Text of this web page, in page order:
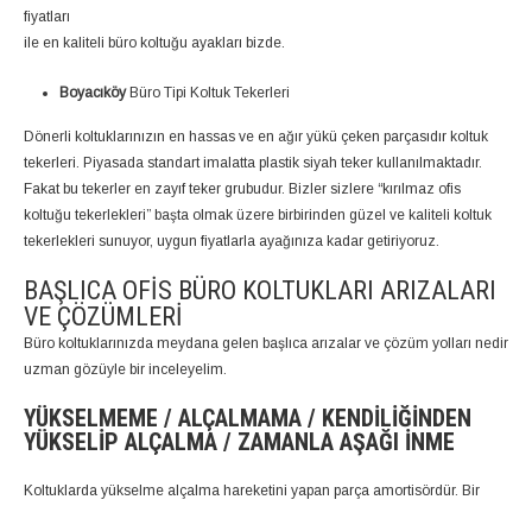
fiyatları
ile en kaliteli büro koltuğu ayakları bizde.
BoyacıköyBüro Tipi Koltuk Tekerleri
Dönerli koltuklarınızın en hassas ve en ağır yükü çeken parçasıdır koltuk
tekerleri. Piyasada standart imalatta plastik siyah teker kullanılmaktadır.
Fakat bu tekerler en zayıf teker grubudur. Bizler sizlere “kırılmaz ofis
koltuğu tekerlekleri” başta olmak üzere birbirinden güzel ve kaliteli koltuk
tekerlekleri sunuyor, uygun fiyatlarla ayağınıza kadar getiriyoruz.
BAŞLICA OFIS BÜRO KOLTUKLARI ARIZALARI
VE ÇÖZÜMLERI
Büro koltuklarınızda meydana gelen başlıca arızalar ve çözüm yolları nedir
uzman gözüyle bir inceleyelim.
YÜKSELMEME / ALÇALMAMA / KENDILIĞINDEN
YÜKSELIP ALÇALMA / ZAMANLA AŞAĞI İNME
Koltuklarda yükselme alçalma hareketini yapan parça amortisördür. Bir